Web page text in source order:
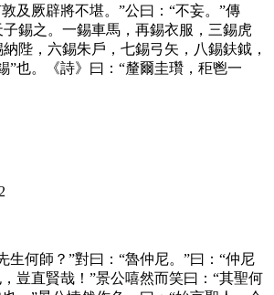
及厥辟將不堪。”公曰：“不妄。”傳
錫之。一錫車馬，再錫衣服，三錫虎
陛，六錫朱戶，七錫弓矢，八錫鈇鉞，
”也。《詩》曰：“釐爾圭瓚，秬鬯一
生何師？”對曰：“魯仲尼。”曰：“仲尼
豈直賢哉！”景公嘻然而笑曰：“其聖何